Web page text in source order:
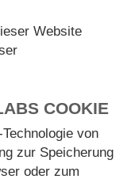
Website
COOKIE
von
zur Speicherung
oder zum